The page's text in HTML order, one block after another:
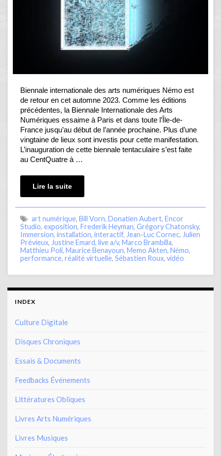
Biennale internationale des arts numériques Némo est
de retour en cet automne 2023. Comme les éditions
précédentes, la Biennale Internationale des Arts
Numériques essaime à Paris et dans toute l’Île-de-
France jusqu’au début de l’année prochaine. Plus d’une
vingtaine de lieux sont investis pour cette manifestation.
L’inauguration de cette biennale tentaculaire s’est faite
au CentQuatre à …
Lire la suite
art numérique, Bill Vorn, Donatien Aubert, Encor
Studio, exposition, Frederik Heyman, Grégory Chatonsky,
Immersion, installation, interactif, Jean-Luc Cornec, Julien
Prévieux, Justine Emard, live a/v, Marco Brambilla,
Matthieu Poli, Maurice Benayoun, Memo Akten, Némo,
performance, réalité virtuelle, Sébastien Roux, vidéo
INDEX
Culture Digitale
Disques Chroniques
Essais & Documents
Feedbacks Événements
Littératures Obliques
Livres Arts Numériques
Livres Musiques